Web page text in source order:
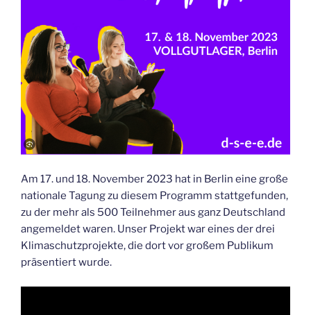
Am 17. und 18. November 2023 hat in Berlin eine große
nationale Tagung zu diesem Programm stattgefunden,
zu der mehr als 500 Teilnehmer aus ganz Deutschland
angemeldet waren. Unser Projekt war eines der drei
Klimaschutzprojekte, die dort vor großem Publikum
präsentiert wurde.